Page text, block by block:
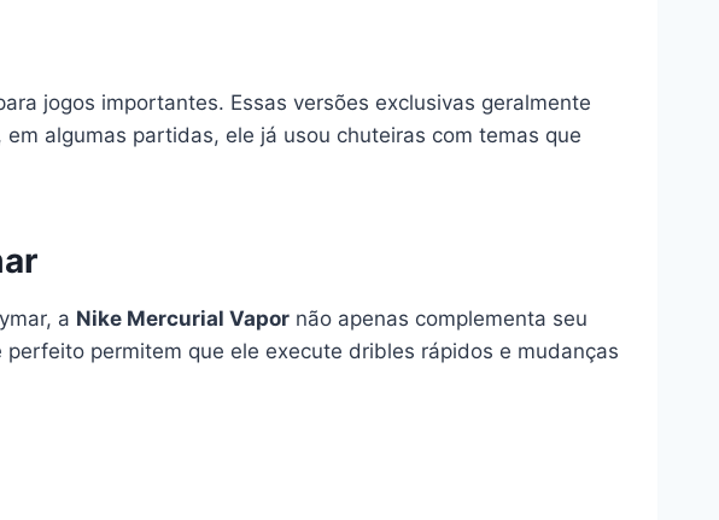
jogos importantes. Essas versões exclusivas geralmente
algumas partidas, ele já usou chuteiras com temas que
a Nike Mercurial Vapor não apenas complementa seu
permitem que ele execute dribles rápidos e mudanças